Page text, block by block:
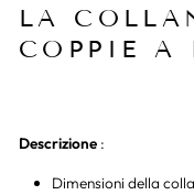
LA
COPPIE A
Descrizione :
Dimensioni della